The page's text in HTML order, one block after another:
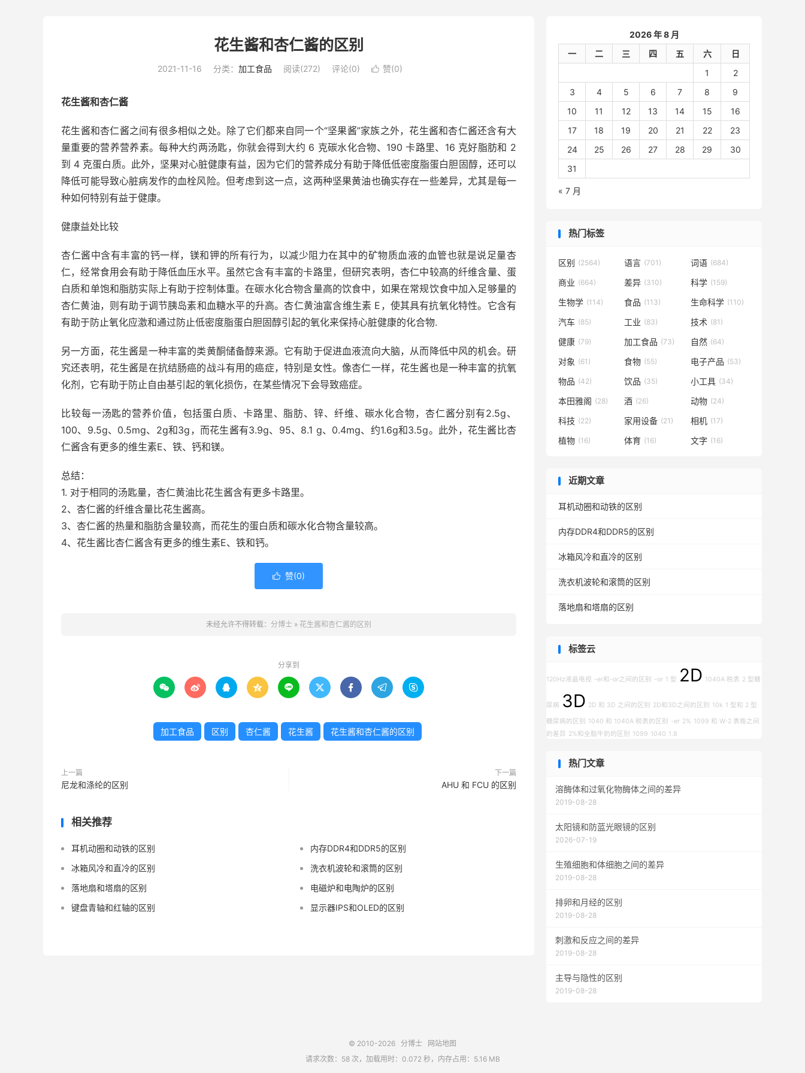
花生酱和杏仁酱的区别
2021-11-16 分类： 加工食品 阅读(272) 评论(0)  赞(0)
花生酱和杏仁酱
花生酱和杏仁酱之间有很多相似之处。除了它们都来自同一个“坚果酱”家族之外，花生酱和杏仁酱还含有大
量重要的营养营养素。每种大约两汤匙，你就会得到大约 6 克碳水化合物、190 卡路里、16 克好脂肪和 2
到 4 克蛋白质。此外，坚果对心脏健康有益，因为它们的营养成分有助于降低低密度脂蛋白胆固醇，还可以
降低可能导致心脏病发作的血栓风险。但考虑到这一点，这两种坚果黄油也确实存在一些差异，尤其是每一
种如何特别有益于健康。
健康益处比较
杏仁酱中含有丰富的钙一样，镁和钾的所有行为，以减少阻力在其中的矿物质血液的血管也就是说足量杏
仁，经常食用会有助于降低血压水平。虽然它含有丰富的卡路里，但研究表明，杏仁中较高的纤维含量、蛋
白质和单饱和脂肪实际上有助于控制体重。在碳水化合物含量高的饮食中，如果在常规饮食中加入足够量的
杏仁黄油，则有助于调节胰岛素和血糖水平的升高。杏仁黄油富含维生素 E，使其具有抗氧化特性。它含有
有助于防止氧化应激和通过防止低密度脂蛋白胆固醇引起的氧化来保持心脏健康的化合物.
另一方面，花生酱是一种丰富的类黄酮储备醇来源。它有助于促进血液流向大脑，从而降低中风的机会。研
究还表明，花生酱是在抗结肠癌的战斗有用的癌症，特别是女性。像杏仁一样，花生酱也是一种丰富的抗氧
化剂，它有助于防止自由基引起的氧化损伤，在某些情况下会导致癌症。
比较每一汤匙的营养价值，包括蛋白质、卡路里、脂肪、锌、纤维、碳水化合物，杏仁酱分别有2.5g、
100、9.5g、0.5mg、2g和3g，而花生酱有3.9g、95、8.1 g、0.4mg、约1.6g和3.5g。此外，花生酱比杏
仁酱含有更多的维生素E、铁、钙和镁。
总结：
1. 对于相同的汤匙量，杏仁黄油比花生酱含有更多卡路里。
2、杏仁酱的纤维含量比花生酱高。
3、杏仁酱的热量和脂肪含量较高，而花生的蛋白质和碳水化合物含量较高。
4、花生酱比杏仁酱含有更多的维生素E、铁和钙。
 赞(0)
未经允许不得转载： 分博士 » 花生酱和杏仁酱的区别
分享到
        
加工食品 区别 杏仁酱 花生酱 花生酱和杏仁酱的区别
上一篇
尼龙和涤纶的区别
下一篇
AHU 和 FCU 的区别
相关推荐
耳机动圈和动铁的区别
内存DDR4和DDR5的区别
冰箱风冷和直冷的区别
洗衣机波轮和滚筒的区别
落地扇和塔扇的区别
电磁炉和电陶炉的区别
键盘青轴和红轴的区别
显示器IPS和OLED的区别
2026 年 8 月
一
二 三 四 五 六
日
1
2
3
4 5 6 7 8
9
10
11 12 13 14 15
16
17
18 19 20 21 22
23
24
25 26 27 28 29
30
31
« 7 月
热门标签
区别 (2564) 语言 (701) 词语 (684)
商业 (664) 差异 (310) 科学 (159)
生物学 (114) 食品 (113) 生命科学 (110)
汽车 (85) 工业 (83) 技术 (81)
健康 (79) 加工食品 (73) 自然 (64)
对象 (61) 食物 (55) 电子产品 (53)
物品 (42) 饮品 (35) 小工具 (34)
本田雅阁 (28) 酒 (26) 动物 (24)
科技 (22) 家用设备 (21) 相机 (17)
植物 (16) 体育 (16) 文字 (16)
近期文章
耳机动圈和动铁的区别
内存DDR4和DDR5的区别
冰箱风冷和直冷的区别
洗衣机波轮和滚筒的区别
落地扇和塔扇的区别
标签云
120Hz液晶电视 -er和-or之间的区别 -or 1 型 2D 1040A 税表 2 型糖
尿病 3D 2D 和 3D 之间的区别 2D和3D之间的区别 10k 1 型和 2 型
糖尿病的区别 1040 和 1040A 税表的区别 -er 2% 1099 和 W-2 表格之间
的差异 2%和全脂牛奶的区别 1099 1040 1.8
热门文章
溶酶体和过氧化物酶体之间的差异
2019-08-28
太阳镜和防蓝光眼镜的区别
2026-07-19
生殖细胞和体细胞之间的差异
2019-08-28
排卵和月经的区别
2019-08-28
刺激和反应之间的差异
2019-08-28
主导与隐性的区别
2019-08-28
© 2010-2026 分博士
网站地图
请求次数：58 次，加载用时：0.072 秒，内存占用：5.16 MB